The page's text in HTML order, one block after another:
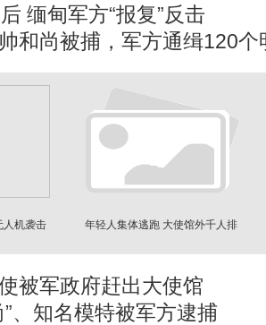
缅甸军方“报复”反击
和尚被捕，军方通缉120个
人机袭击
年轻人集体逃跑 大使馆外千人排
被军政府赶出大使馆
、知名模特被军方逮捕